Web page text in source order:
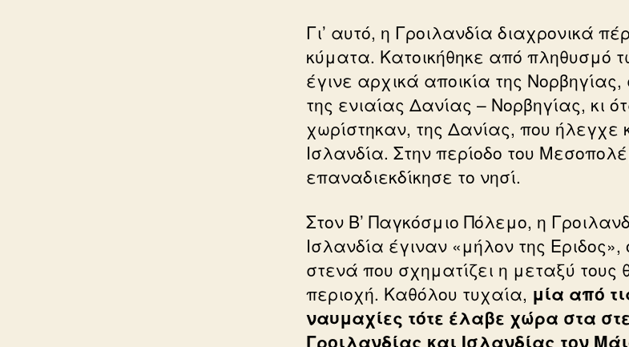
Γι’ αυτό, η Γροιλανδία διαχρονικά
κύματα. Κατοικήθηκε από πληθυσμό
έγινε αρχικά αποικία της
της ενιαίας Δανίας – Νορβηγίας, κι
χωρίστηκαν, της Δανίας, που ήλεγχε
Ισλανδία. Στην περίοδο του
επαναδιεκδίκησε το νησί.
Στον Β’ Παγκόσμιο Πόλεμο, η
Ισλανδία έγιναν «μήλον της
στενά που σχηματίζει η μεταξύ
περιοχή. Καθόλου τυχαία, μία από
ναυμαχίες τότε έλαβε χώρα στα
Γροιλανδίας και Ισλανδίας τον